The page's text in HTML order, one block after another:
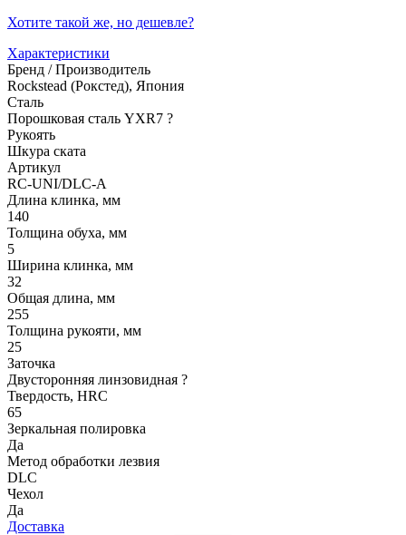
Хотите такой же, но дешевле?
Характеристики
Бренд / Производитель
Rockstead (Рокстед), Япония
Сталь
Порошковая сталь YXR7 ?
Рукоять
Шкура ската
Артикул
RC-UNI/DLC-A
Длина клинка, мм
140
Толщина обуха, мм
5
Ширина клинка, мм
32
Общая длина, мм
255
Толщина рукояти, мм
25
Заточка
Двусторонняя линзовидная ?
Твердость, HRC
65
Зеркальная полировка
Да
Метод обработки лезвия
DLC
Чехол
Да
Доставка